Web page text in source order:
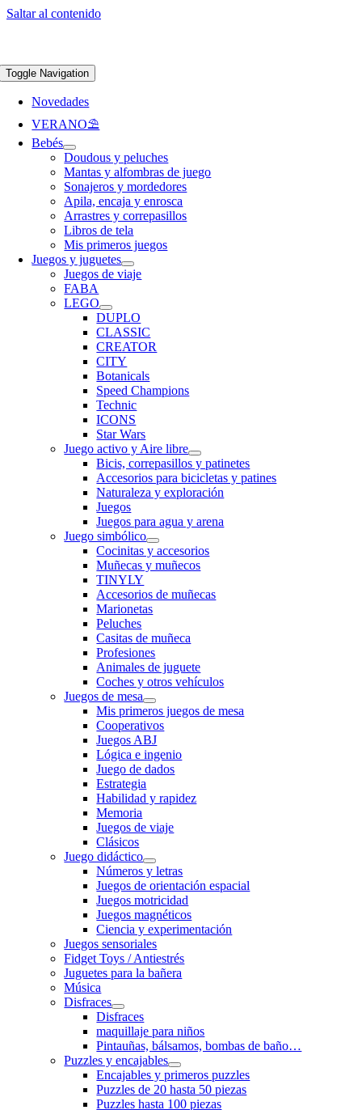
Saltar al contenido
Toggle Navigation
Novedades
VERANO⛱️​
Bebés
Doudous y peluches
Mantas y alfombras de juego
Sonajeros y mordedores
Apila, encaja y enrosca
Arrastres y correpasillos
Libros de tela
Mis primeros juegos
Juegos y juguetes
Juegos de viaje
FABA
LEGO
DUPLO
CLASSIC
CREATOR
CITY
Botanicals
Speed Champions
Technic
ICONS
Star Wars
Juego activo y Aire libre
Bicis, correpasillos y patinetes
Accesorios para bicicletas y patines
Naturaleza y exploración
Juegos
Juegos para agua y arena
Juego simbólico
Cocinitas y accesorios
Muñecas y muñecos
TINYLY
Accesorios de muñecas
Marionetas
Peluches
Casitas de muñeca
Profesiones
Animales de juguete
Coches y otros vehículos
Juegos de mesa
Mis primeros juegos de mesa
Cooperativos
Juegos ABJ
Lógica e ingenio
Juego de dados
Estrategia
Habilidad y rapidez
Memoria
Juegos de viaje
Clásicos
Juego didáctico
Números y letras
Juegos de orientación espacial
Juegos motricidad
Juegos magnéticos
Ciencia y experimentación
Juegos sensoriales
Fidget Toys / Antiestrés
Juguetes para la bañera
Música
Disfraces
Disfraces
maquillaje para niños
Pintauñas, bálsamos, bombas de baño…
Puzzles y encajables
Encajables y primeros puzzles
Puzzles de 20 hasta 50 piezas
Puzzles hasta 100 piezas